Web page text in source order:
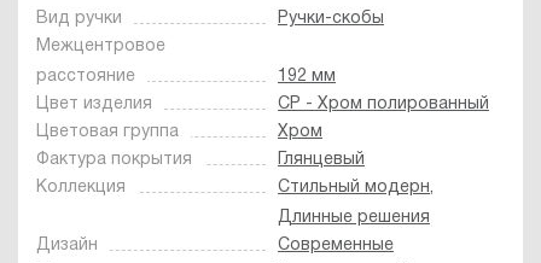
Вид ручки
Ручки-скобы
Межцентровое
расстояние
192 мм
Цвет изделия
CP - Хром полированный
Цветовая группа
Хром
Фактура покрытия
Глянцевый
Коллекция
Стильный модерн,
Длинные решения
Дизайн
Современные